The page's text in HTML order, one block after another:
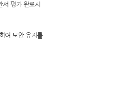
평가 완료시
여 보안 유지를